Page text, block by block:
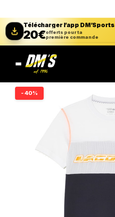
Télécharger l’app DM’Sports
20€offerts pour ta
première commande
-40%